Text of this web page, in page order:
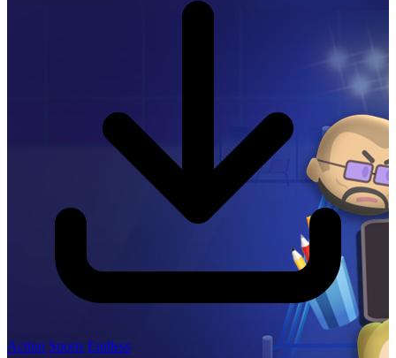
Action Sports Endless